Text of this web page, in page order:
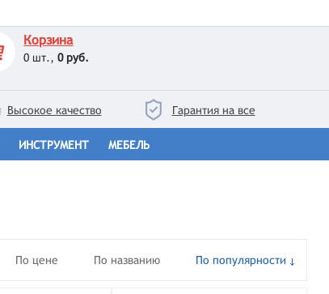
Корзина
0 шт.,0 руб.
Высокое качество Гарантия на все
ИНСТРУМЕНТ МЕБЕЛЬ
По цене По названию По популярности